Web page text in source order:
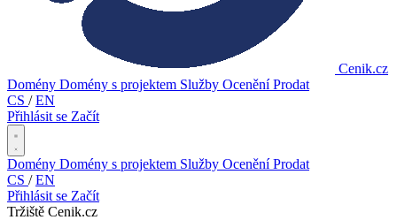
Cenik.cz
Domény Domény s projektem Služby OceněníProdat
CS / EN
Přihlásit se Začít
Domény Domény s projektem Služby OceněníProdat
CS / EN
Přihlásit se Začít
Tržiště Cenik.cz